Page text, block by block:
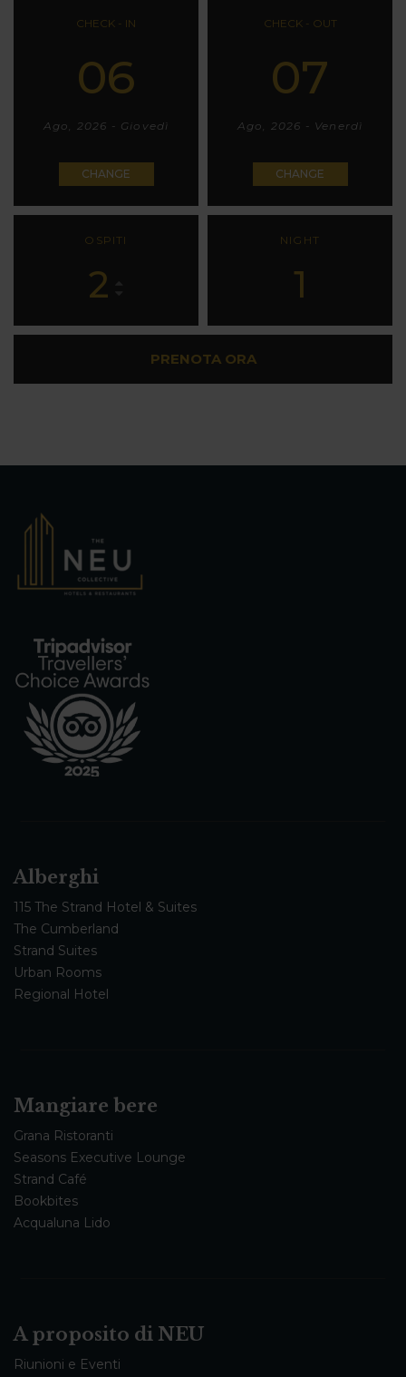
CHECK - IN
06
Ago, 2026 - Giovedì
CHANGE
CHECK - OUT
07
Ago, 2026 - Venerdì
CHANGE
OSPITI
2
NIGHT
1
PRENOTA ORA
Alberghi
115 The Strand Hotel & Suites
The Cumberland
Strand Suites
Urban Rooms
Regional Hotel
Mangiare bere
Grana Ristoranti
Seasons Executive Lounge
Strand Café
Bookbites
Acqualuna Lido
A proposito di NEU
Riunioni e Eventi